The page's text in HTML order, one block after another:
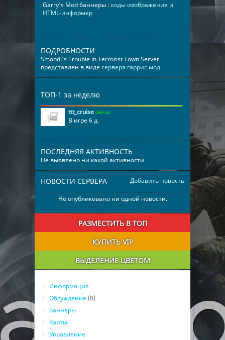
Garry's Mod баннеры : коды изображения и
HTML-информер
ПОДРОБНОСТИ
Smoodi's Trouble in Terrorist Town Server
представлен в видесервера гаррис мод.
ТОП-1 за неделю
ttt_cruise сейчас
В игре 6 д.
ПОСЛЕДНЯЯ АКТИВНОСТЬ
Не выявлено ни какой активности.
Добавить новость
НОВОСТИ СЕРВЕРА
Не опубликовано ни одной новости.
РАЗМЕСТИТЬ В ТОП
КУПИТЬ VIP
ВЫДЕЛЕНИЕ ЦВЕТОМ
Информация
Обсуждение (0)
Баннеры
Карты
Управление